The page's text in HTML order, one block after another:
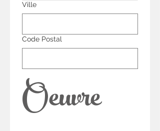
Ville
Code Postal
Oeuvre